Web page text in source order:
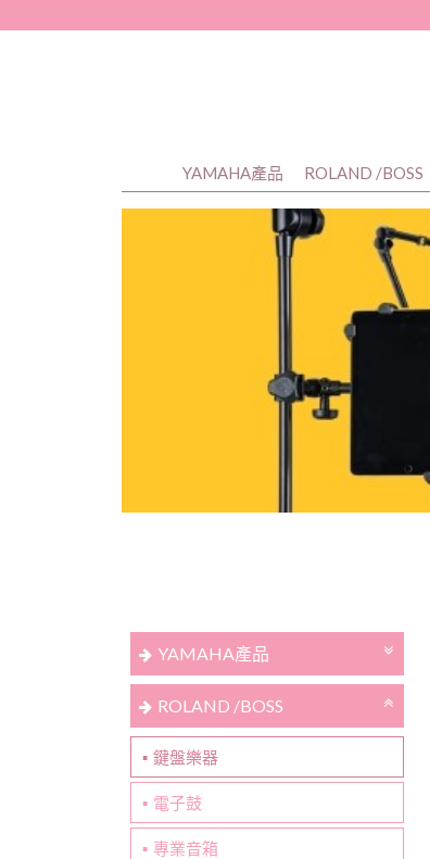
YAMAHA產品 ROLAND /BOSS
YAMAHA產品
ROLAND /BOSS
鍵盤樂器
電子鼓
專業音箱